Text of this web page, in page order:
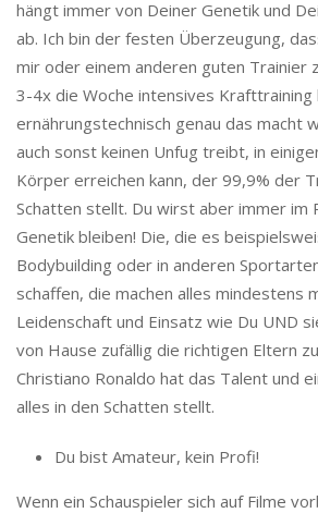
hängt immer von Deiner Genetik und
ab. Ich bin der festen Überzeugung,
mir oder einem anderen guten Trainier
3-4x die Woche intensives
ernährungstechnisch genau das macht
auch sonst keinen Unfug treibt, in
Körper erreichen kann, der 99,9% der
Schatten stellt. Du wirst aber immer im
Genetik bleiben! Die, die es
Bodybuilding oder in anderen
schaffen, die machen alles mindestens
Leidenschaft und Einsatz wie Du UND
von Hause zufällig die richtigen Eltern
Christiano Ronaldo hat das Talent und
alles in den Schatten stellt.
Du bist Amateur, kein Profi!
Wenn ein Schauspieler sich auf Filme